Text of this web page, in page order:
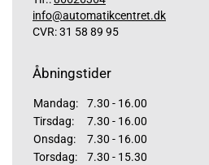
info@automatikcentret.dk
CVR: 31 58 89 95
Åbningstider
Mandag:
7.30 - 16.00
Tirsdag:
7.30 - 16.00
Onsdag:
7.30 - 16.00
Torsdag:
7.30 - 15.30